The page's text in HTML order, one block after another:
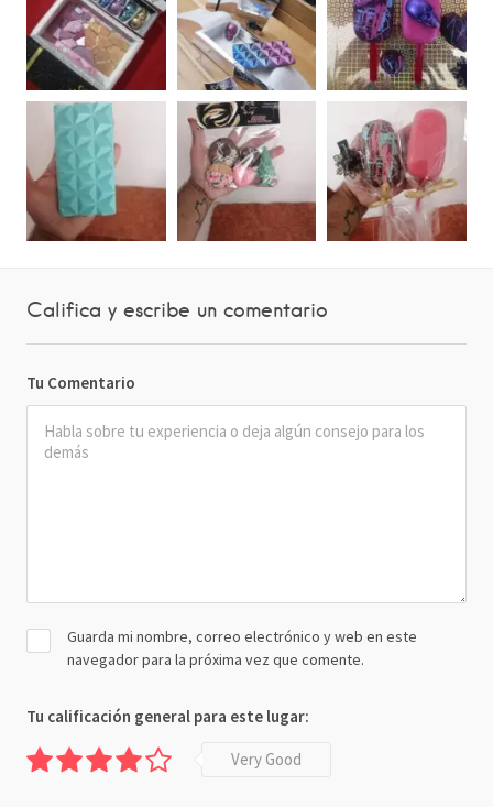
Califica y escribe un comentario
Tu Comentario
Guarda mi nombre, correo electrónico y web en este
navegador para la próxima vez que comente.
Tu calificación general para este lugar:
Very Good